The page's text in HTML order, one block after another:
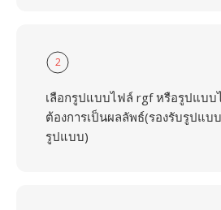
2
เลือกรูปแบบไฟล์ rgf หรือรูปแบ
ต้องการเป็นผลลัพธ์(รองรับรูปแบ
รูปแบบ)